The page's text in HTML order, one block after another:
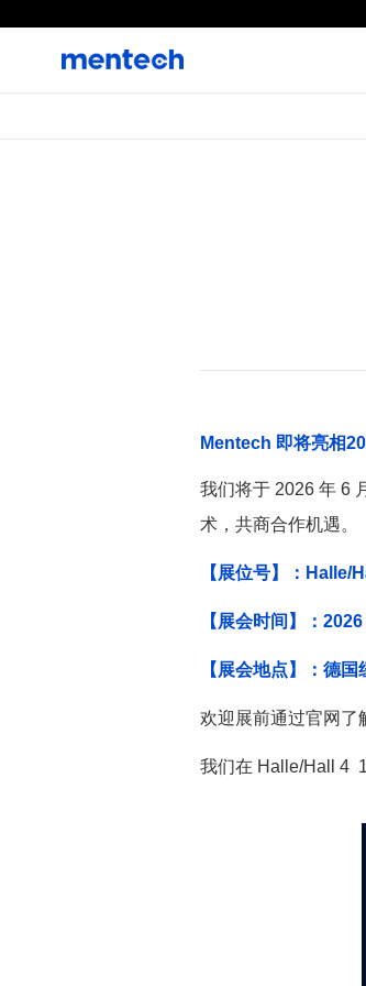
Mentech 即将亮相
术，共商合作机遇。
【展位号】：Halle/
【展会时间】：
【展会地点】：德
欢迎展前通过官网了
我们在 Halle/Hall 4